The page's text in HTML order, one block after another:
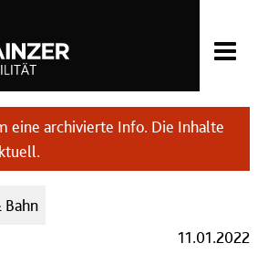
eine archivierte Info. Die Inhalte
Bahn
11.01.2022